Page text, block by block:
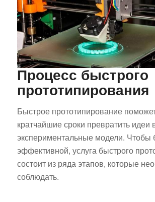
Процесс быстрого
прототипирования
Быстрое прототипирование
кратчайшие сроки превратить идеи
экспериментальные модели. Чтобы
эффективной, услуга быстрого
состоит из ряда этапов, которые
соблюдать.